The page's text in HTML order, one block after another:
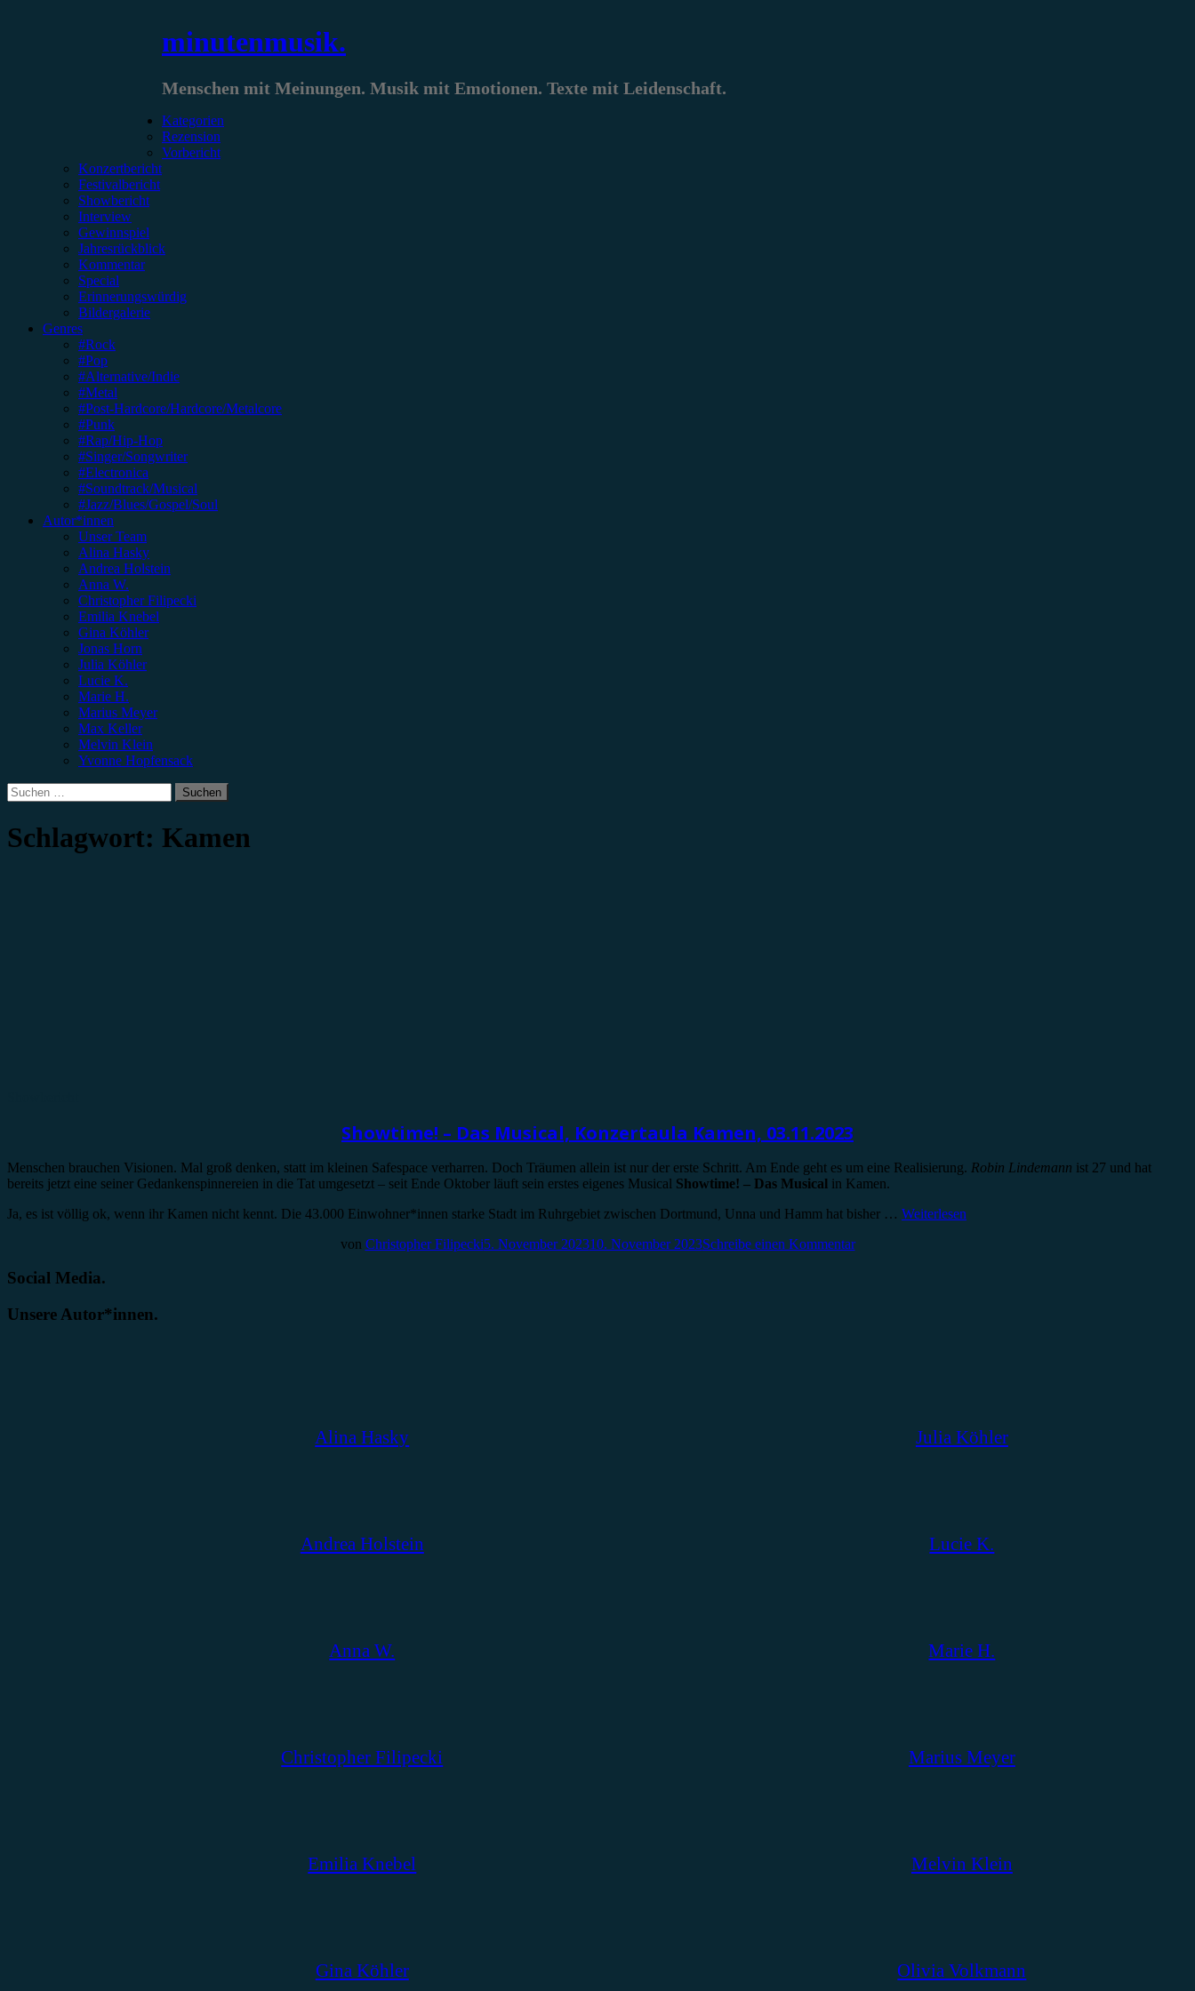
minutenmusik.
Menschen mit Meinungen. Musik mit Emotionen. Texte mit Leidenschaft.
Kategorien
Rezension
Vorbericht
Konzertbericht
Festivalbericht
Showbericht
Interview
Gewinnspiel
Jahresrückblick
Kommentar
Special
Erinnerungswürdig
Bildergalerie
Genres
#Rock
#Pop
#Alternative/Indie
#Metal
#Post-Hardcore/Hardcore/Metalcore
#Punk
#Rap/Hip-Hop
#Singer/Songwriter
#Electronica
#Soundtrack/Musical
#Jazz/Blues/Gospel/Soul
Autor*innen
Unser Team
Alina Hasky
Andrea Holstein
Anna W.
Christopher Filipecki
Emilia Knebel
Gina Köhler
Jonas Horn
Julia Köhler
Lucie K.
Marie H.
Marius Meyer
Max Keller
Melvin Klein
Yvonne Hopfensack
Suchen
nach:
Schlagwort: Kamen
Showtime! – Das Musical, Konzertaula Kamen, 03.11.2023
Menschen brauchen Visionen. Mal groß denken, statt im kleinen Safespace verharren. Doch Träumen allein ist nur der erste Schritt. Am Ende geht es um eine Realisierung. Robin Lindemann ist 27 und hat
bereits jetzt eine seiner Gedankenspinnereien in die Tat umgesetzt – seit Ende Oktober läuft sein erstes eigenes Musical Showtime! – Das Musical in Kamen.
Ja, es ist völlig ok, wenn ihr Kamen nicht kennt. Die 43.000 Einwohner*innen starke Stadt im Ruhrgebiet zwischen Dortmund, Unna und Hamm hat bisher … Weiterlesen
von Christopher Filipecki5. November 202310. November 2023Schreibe einen Kommentar
Social Media.
Unsere Autor*innen.
Alina Hasky
Andrea Holstein
Anna W.
Christopher Filipecki
Emilia Knebel
Gina Köhler
Julia Köhler
Lucie K.
Marie H.
Marius Meyer
Melvin Klein
Olivia Volkmann